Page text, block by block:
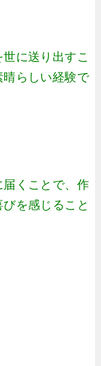
に送り出すこ
晴らしい経験で
くことで、作
を感じること